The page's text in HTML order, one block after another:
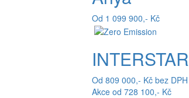
Od 1 099 900,- Kč
INTERSTAR
Od 809 000,- Kč bez DPH
Akce od 728 100,- Kč